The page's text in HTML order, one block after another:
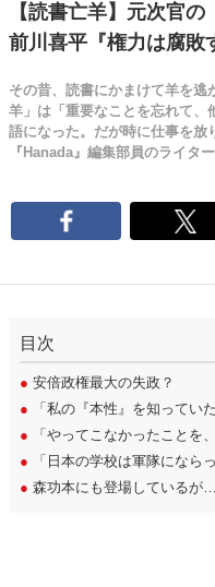
【読書亡羊】元次官
前川喜平『権力は腐敗
その昔、読書にかまけて羊を
羊」は「重要なことを忘れて、
語になった。だが時に仕事を放
『Hanada』編集部員のライタ
目次
● 安倍政権最大の失政？
● 「私の『本性』を知ってい
● 「やってこなかったことを
● 「日本の学校は軍隊になら
● 森功本にも登場している